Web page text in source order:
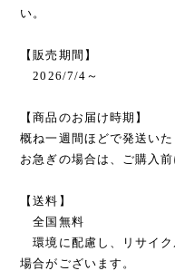
い。
【販売期間】
2026/7/4～
【商品のお届け時期】
概ね一週間ほどで発送いた
お急ぎの場合は、ご購入
【送料】
全国無料
環境に配慮し、リサイク
場合がございます。